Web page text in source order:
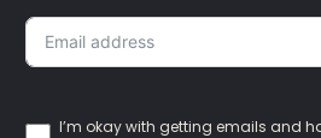
I’m okay with getting emails and